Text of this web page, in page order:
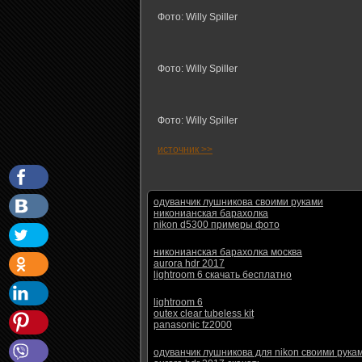
Фото: Willy Spiller
Фото: Willy Spiller
Фото: Willy Spiller
источник >>
одуванчик лушникова своими руками
никонианская барахолка
nikon d5300 примеры фото
никонианская барахолка москва
aurora hdr 2017
lightroom 6 скачать бесплатно
lightroom 6
outex clear tubeless kit
panasonic fz2000
одуванчик лушникова для nikon своими